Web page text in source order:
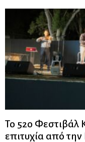
Το 52ο Φεστιβάλ
επιτυχία από